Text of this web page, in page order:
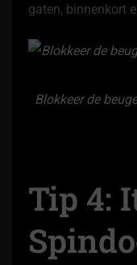
gaten, binnenkort
Blokkeer de
Tip 4: